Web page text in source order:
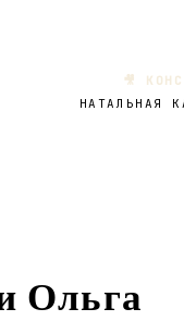
🎥
НАТАЛЬНАЯ
Ольга